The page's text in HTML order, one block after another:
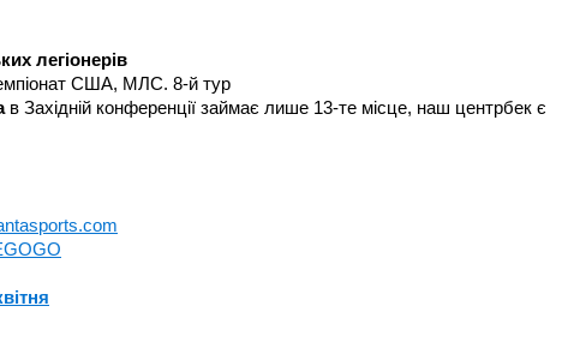
легіонерів
США, МЛС. 8-й тур
в Західній конференції займає лише 13-те місце, наш центрбек є